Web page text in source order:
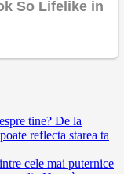
tine? De la
reflecta starea ta
cele mai puternice